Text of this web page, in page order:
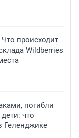
происходит
Wildberries
погибли
что
Геленджике